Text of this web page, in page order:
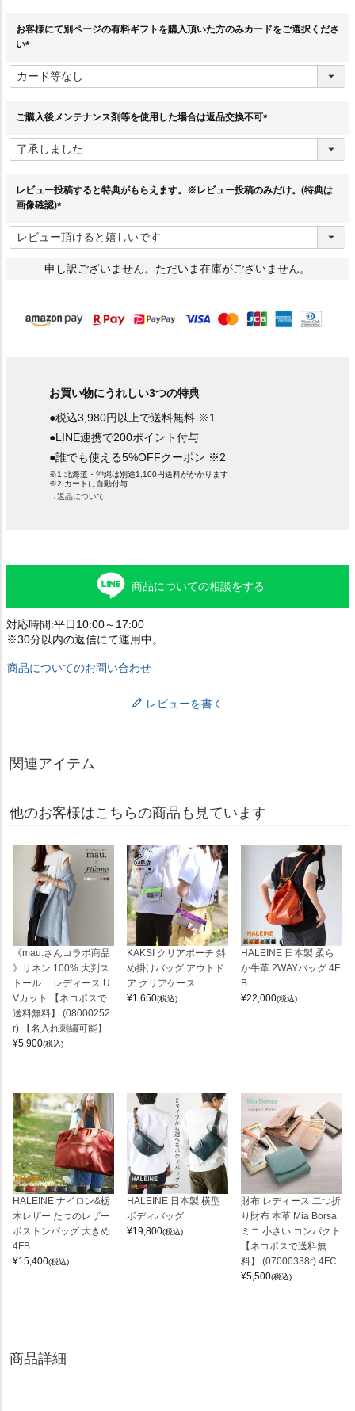
お客様にて別ページの有料ギフトを購入頂いた方のみカードをご選択くださ
い
必
須
ご購入後メンテナンス剤等を使用した場合は返品交換不可
須
レビュー投稿すると特典がもらえます。※レビュー投稿のみだけ。(特典は
画像確認)
必
須
)
申し訳ございません。ただいま在庫がございません。
お買い物にうれしい3つの特典
●税込3,980円以上で送料無料 ※1
●LINE連携で200ポイント付与
●誰でも使える5%OFFクーポン ※2
※1.北海道・沖縄は別途1,100円送料がかかります
※2.カートに自動付与
→返品について
商品についての相談をする
対応時間:平日10:00～17:00
※30分以内の返信にて運用中。
商品についてのお問い合わせ
レビューを書く
関連アイテム
他のお客様はこちらの商品も見ています
《mau.さんコラボ商品
》リネン 100% 大判ス
トール レディース U
Vカット 【ネコポスで
送料無料】 (08000252
r) 【名入れ刺繍可能】
¥5,900(税込)
KAKSI クリアポーチ 斜
め掛けバッグ アウトド
ア クリアケース
¥1,650(税込)
HALEINE 日本製 柔ら
か牛革 2WAYバッグ 4F
B
¥22,000(税込)
HALEINE ナイロン&栃
木レザー たつのレザー
ボストンバッグ 大きめ
4FB
¥15,400(税込)
HALEINE 日本製 横型
ボディバッグ
¥19,800(税込)
財布 レディース 二つ折
り財布 本革 Mia Borsa
ミニ 小さい コンパクト
【ネコポスで送料無
料】 (07000338r) 4FC
¥5,500(税込)
商品詳細